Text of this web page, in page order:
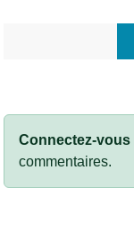
Connectez-vous
commentaires.